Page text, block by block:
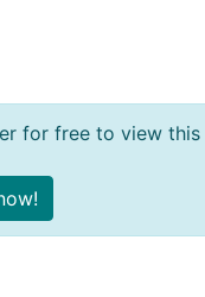
for free to view this